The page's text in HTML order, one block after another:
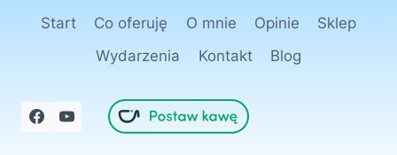
Start Co oferuję O mnie Opinie
Sklep
Wydarzenia
Kontakt Blog